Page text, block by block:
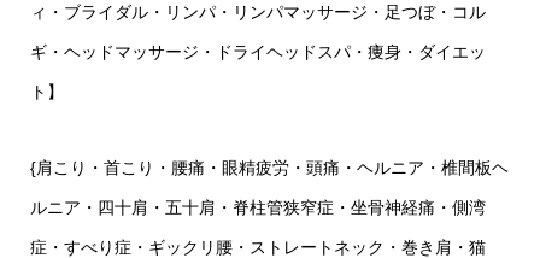
ィ・ブライダル・リンパ・リンパマッサージ・足つぼ・コル
ギ・ヘッドマッサージ・ドライヘッドスパ・痩身・ダイエッ
ト】
{肩こり・首こり・腰痛・眼精疲労・頭痛・ヘルニア・椎間板ヘ
ルニア・四十肩・五十肩・脊柱管狭窄症・坐骨神経痛・側湾
症・すべり症・ギックリ腰・ストレートネック・巻き肩・猫